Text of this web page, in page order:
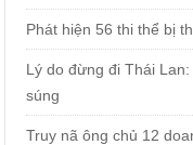
Phát hiện 56 thi thể bị
Lý do đừng đi Thái
súng
Truy nã ông chủ 12